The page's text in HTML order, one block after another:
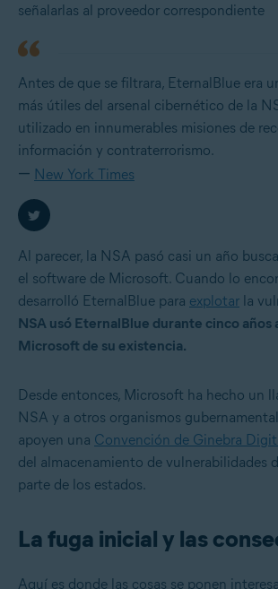
señalarlas al proveedor correspondiente
Antes de que se filtrara, EternalBlue era
más útiles del arsenal cibernético de la
utilizado en innumerables misiones de
información y contraterrorismo.
― New York Times
Al parecer, la NSA pasó casi un año
el software de Microsoft. Cuando lo
desarrolló EternalBlue para explotar la
NSA usó EternalBlue durante cinco años
Microsoft de su existencia.
Desde entonces, Microsoft ha hecho un
NSA y a otros organismos
apoyen una Convención de Ginebra
del almacenamiento de vulnerabilidades
parte de los estados.
La fuga inicial y las
Aquí es donde las cosas se ponen